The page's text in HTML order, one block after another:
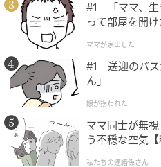
#1 「ママ、生
って部屋を開け
ママが家出した
#1 送迎のバス
ん」
娘が拐われた
ママ同士が無
う不穏な空気【
私たちの連絡係さん